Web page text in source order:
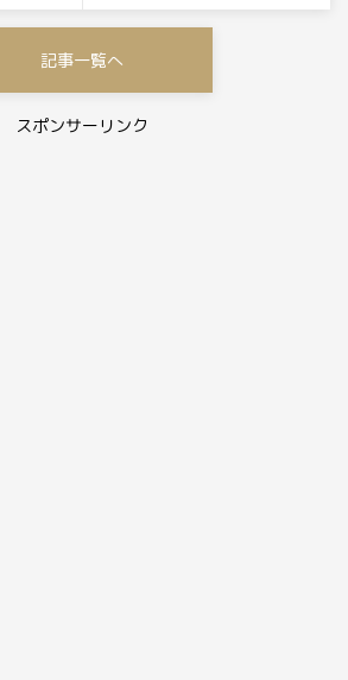
記事一覧へ
スポンサーリンク